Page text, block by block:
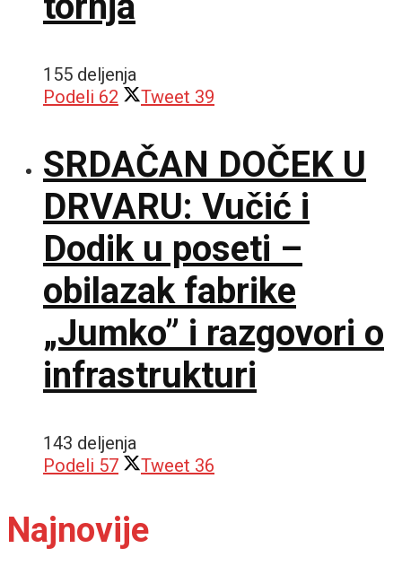
155 deljenja
Podeli 62 Tweet 39
SRDAČAN DOČEK U
DRVARU: Vučić i
Dodik u poseti –
obilazak fabrike
„Jumko” i razgovori o
infrastrukturi
143 deljenja
Podeli 57 Tweet 36
Najnovije